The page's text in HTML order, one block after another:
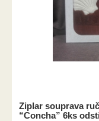
Ziplar souprava
“Concha” 6ks